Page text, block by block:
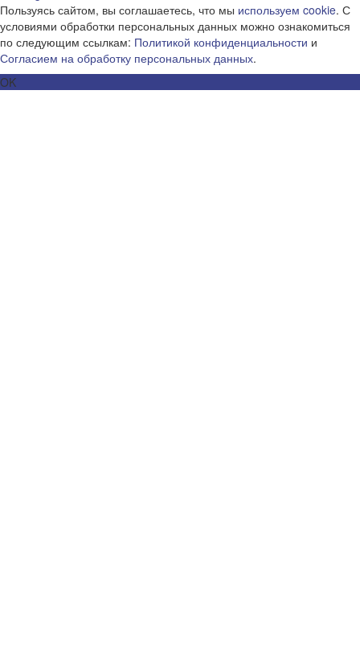
Пользуясь сайтом, вы соглашаетесь, что мы используем cookie. С
условиями обработки персональных данных можно ознакомиться
по следующим ссылкам: Политикой конфиденциальности и
Согласием на обработку персональных данных.
OK